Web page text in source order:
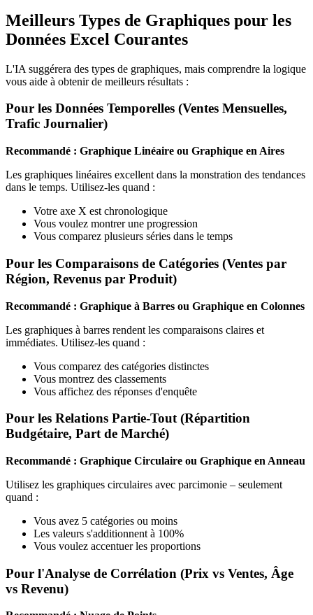
Meilleurs Types de Graphiques pour les
Données Excel Courantes
L'IA suggérera des types de graphiques, mais comprendre la logique
vous aide à obtenir de meilleurs résultats :
Pour les Données Temporelles (Ventes Mensuelles,
Trafic Journalier)
Recommandé : Graphique Linéaire ou Graphique en Aires
Les graphiques linéaires excellent dans la monstration des tendances
dans le temps. Utilisez-les quand :
Votre axe X est chronologique
Vous voulez montrer une progression
Vous comparez plusieurs séries dans le temps
Pour les Comparaisons de Catégories (Ventes par
Région, Revenus par Produit)
Recommandé : Graphique à Barres ou Graphique en Colonnes
Les graphiques à barres rendent les comparaisons claires et
immédiates. Utilisez-les quand :
Vous comparez des catégories distinctes
Vous montrez des classements
Vous affichez des réponses d'enquête
Pour les Relations Partie-Tout (Répartition
Budgétaire, Part de Marché)
Recommandé : Graphique Circulaire ou Graphique en Anneau
Utilisez les graphiques circulaires avec parcimonie – seulement
quand :
Vous avez 5 catégories ou moins
Les valeurs s'additionnent à 100%
Vous voulez accentuer les proportions
Pour l'Analyse de Corrélation (Prix vs Ventes, Âge
vs Revenu)